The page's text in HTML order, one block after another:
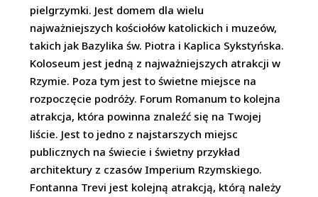
pielgrzymki. Jest domem dla wielu
najważniejszych kościołów katolickich i muzeów,
takich jak Bazylika św. Piotra i Kaplica Sykstyńska.
Koloseum jest jedną z najważniejszych atrakcji w
Rzymie. Poza tym jest to świetne miejsce na
rozpoczęcie podróży. Forum Romanum to kolejna
atrakcja, która powinna znaleźć się na Twojej
liście. Jest to jedno z najstarszych miejsc
publicznych na świecie i świetny przykład
architektury z czasów Imperium Rzymskiego.
Fontanna Trevi jest kolejną atrakcją, którą należy